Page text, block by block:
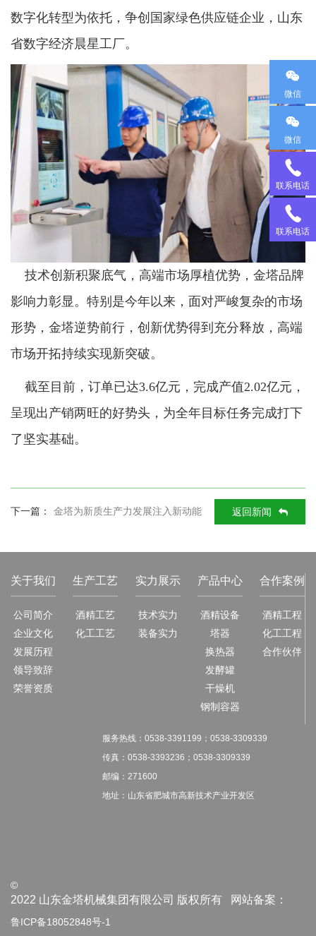
数字化转型为依托，争创国家绿色供应链企业，山东
省数字经济晨星工厂。
技术创新积聚底气，高端市场厚植优势，金塔品牌
影响力彰显。特别是今年以来，面对严峻复杂的市场
形势，金塔逆势前行，创新优势得到充分释放，高端
市场开拓持续实现新突破。
截至目前，订单已达3.6亿元，完成产值2.02亿元，
呈现出产销两旺的好势头，为全年目标任务完成打下
了坚实基础。
下一篇： 金塔为新质生产力发展注入新动能 返回新闻
关于我们
公司简介
企业文化
发展历程
领导致辞
荣誉资质
生产工艺
酒精工艺
化工工艺
实力展示
技术实力
装备实力
产品中心
酒精设备
塔器
换热器
发酵罐
干燥机
钢制容器
合作案例
酒精工程
化工工程
合作伙伴
服务热线： 0538-3391199； 0538-3309339
传真： 0538-3393236； 0538-3309339
邮编：271600
地址：山东省肥城市高新技术产业开发区
©
2022 山东金塔机械集团有限公司 版权所有 网站备案：
鲁ICP备18052848号-1
微信
微信
联系电话
18
95
38
98
1
联系电话
13
35
68
90